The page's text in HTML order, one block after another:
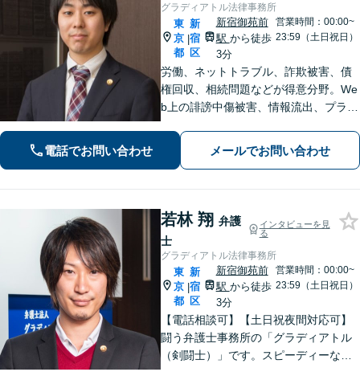
グラディアトル法律事務所
東
京
都
|
新
宿
区
新宿御苑前
駅 から徒歩
3分
営業時間：00:00~
23:59（土日祝日）
労働、ネットトラブル、詐欺被害、債
権回収、相続問題などが得意分野。We
b上の誹謗中傷被害、情報流出、プライ
す。24時間365日対応。問題解決へ導
いてまいります。まずは事務所へご相
電話でお問い合わせ メールでお問い合わせ
若林 翔 弁護
士
インタビューを見
る
グラディアトル法律事務所
東
京
都
|
新
宿
区
新宿御苑前
駅 から徒歩
3分
営業時間：00:00~
23:59（土日祝日）
【電話相談可】【土日祝夜間対応可】
闘う弁護士事務所の「グラディアトル
（剣闘士）」です。スピーディーな対